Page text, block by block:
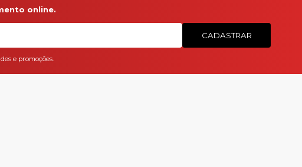
online.
e promoções.
CADASTRAR